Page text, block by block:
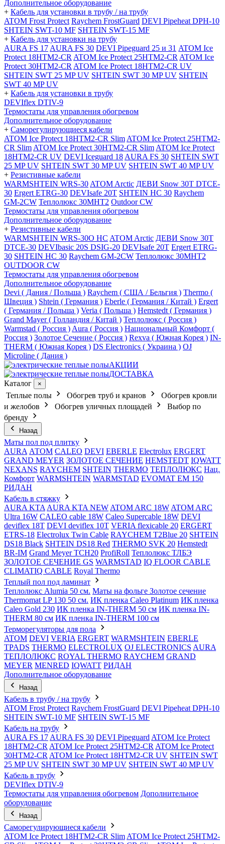
Дополнительное оборудование
+ Кабель для установки в трубу / на трубу
ATOM Frost Protect Raychem FrostGuard DEVI Pipeheat DPH-10
SHTEIN SWT-10 MF SHTEIN SWT-15 MF
+ Кабель для установки на трубу
AURA FS 17 AURA FS 30 DEVI Pipeguard 25 и 31 ATOM Ice
Protect 18HTM2-CR ATOM Ice Protect 25HTM2-CR ATOM Ice
Protect 30HTM2-CR ATOM Ice Protect 18HTM2-CR UV
SHTEIN SWT 25 MP UV SHTEIN SWT 30 MP UV SHTEIN
SWT 40 MP UV
+ Кабель для установки в трубу
DEVIflex DTIV-9
Термостаты для управления обогревом
Дополнительное оборудование
+ Саморегулирующиеся кабели
ATOM Ice Protect 18HTM2-CR Slim ATOM Ice Protect 25HTM2-
CR Slim ATOM Ice Protect 30HTM2-CR Slim ATOM Ice Protect
18HTM2-CR UV DEVI Iceguard 18 AURA FS 30 SHTEIN SWT
25 MP UV SHTEIN SWT 30 MP UV SHTEIN SWT 40 MP UV
+ Резистивные кабели
WARMSHTEIN WRS-30 ATOM Arctic ДЕВИ Snow 30T DTCE-
30 Ergert ETRG-30 DEVIsafe 20T SHTEIN HC 30 Raychem
GM-2CW Теплолюкс 30МНТ2 Outdoor CW
Термостаты для управления обогревом
Дополнительное оборудование
+ Резистивные кабели
WARMSHTEIN WRS-30O HC ATOM Arctic ДЕВИ Snow 30T
DTCE-30 DEVIbasic 20S DSIG-20 DEVIsafe 20T Ergert ETRG-
30 SHTEIN HC 30 Raychem GM-2CW Теплолюкс 30МНТ2
OUTDOOR CW
Термостаты для управления обогревом
Дополнительное оборудование
Devi ( Дания / Польша ) Raychem ( США / Бельгия ) Thermo (
Швеция ) Shtein ( Германия ) Eberle ( Германия / Китай ) Ergert
( Германия / Польша ) Veria ( Польша ) Hemstedt ( Германия )
Grand Mayer ( Голландия / Китай ) Теплолюкс ( Россия )
Warmstad ( Россия ) Aura ( Россия ) Национальный Комфорт (
Россия ) Золотое Сечение ( Россия ) Rexva ( Южная Корея ) IN-
THERM ( Южная Корея ) DS Electronics ( Украина ) OJ
Microline ( Дания )
АКЦИИ
ДОСТАВКА
Каталог
×
Теплые полы Обогрев труб и кранов
Обогрев кровли
и желобов
Обогрев уличных площадей
Выбор по
бренду
Назад
Маты пол под плитку
AURA АТОМ CALEO DEVI EBERLE Electrolux ERGERT
GRAND MEYER ЗОЛОТОЕ СЕЧЕНИЕ HEMSTEDT IQWATT
NEXANS RAYCHEM SHTEIN THERMO ТЕПЛОЛЮКС Нац.
Комфорт WARMSHTEIN WARMSTAD EVOMAT EM 150
РИДАН
Кабель в стяжку
AURA KTA AURA KTA NEW ATOM ARC 18W ATOM ARC
Ultra 16W CALEO cable 18W Caleo Supercable 18W DEVI
deviflex 18T DEVI deviflex 10T VERIA flexicable 20 ERGERT
ETRS-18 Electrolux Twin Cable RAYCHEM T2Blue 20 SHTEIN
DS18 Black SHTEIN DS18 Red THERMO SVK 20 Hemstedt
BR-IM Grand Meyer TCH20 ProfiRoll Теплолюкс ТЛБЭ
ЗОЛОТОЕ СЕЧЕНИЕ GS WARMSTAD IQ FLOOR CABLE
CLIMATIQ CABLE Royal Thermo
Теплый пол под ламинат
Теплолюкс Alumia 50 см. Маты на фольге Золотое сечение
Thermomat LP 130 50 cм. ИК пленка Caleo Platinum ИК пленка
Caleo Gold 230 ИК пленка IN-THERM 50 см ИК пленка IN-
THERM 80 см ИК пленка IN-THERM 100 см
Терморегуляторы для пола
ATOM DEVI VERIA ERGERT WARMSHTEIN EBERLE
TPADS THERMO ELECTROLUX OJ ELECTRONICS AURA
ТЕПЛОЛЮКС ROYAL THERMO RAYCHEM GRAND
MEYER MENRED IQWATT РИДАН
Дополнительное оборудование
Назад
Кабель в трубу / на трубу
ATOM Frost Protect Raychem FrostGuard DEVI Pipeheat DPH-10
SHTEIN SWT-10 MF SHTEIN SWT-15 MF
Кабель на трубу
AURA FS 17 AURA FS 30 DEVI Pipeguard ATOM Ice Protect
18HTM2-CR ATOM Ice Protect 25HTM2-CR ATOM Ice Protect
30HTM2-CR ATOM Ice Protect 18HTM2-CR UV SHTEIN SWT
25 MP UV SHTEIN SWT 30 MP UV SHTEIN SWT 40 MP UV
Кабель в трубу
DEVIflex DTIV-9
Термостаты для управления обогревом Дополнительное
оборудование
Назад
Саморегулирующиеся кабели
ATOM Ice Protect 18HTM2-CR Slim ATOM Ice Protect 25HTM2-